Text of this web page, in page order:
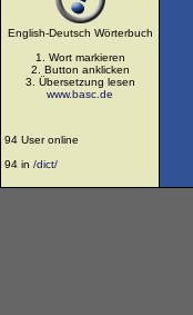
English-Deutsch Wörterbuch
1. Wort markieren
2. Button anklicken
3. Übersetzung lesen
www.basc.de
94 User online
94 in /dict/